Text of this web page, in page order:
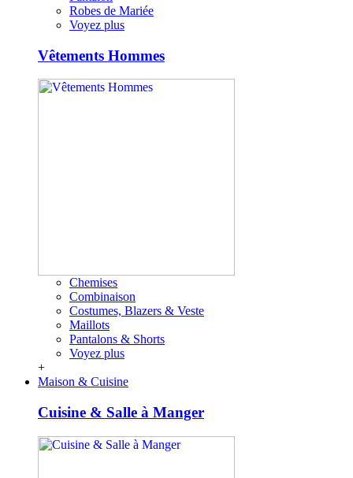
Robes de Mariée
Voyez plus
Vêtements Hommes
Chemises
Combinaison
Costumes, Blazers & Veste
Maillots
Pantalons & Shorts
Voyez plus
+
Maison & Cuisine
Cuisine & Salle à Manger